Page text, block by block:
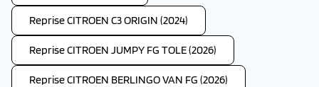
Reprise CITROEN C3 ORIGIN (2024)
Reprise CITROEN JUMPY FG TOLE (2026)
Reprise CITROEN BERLINGO VAN FG (2026)